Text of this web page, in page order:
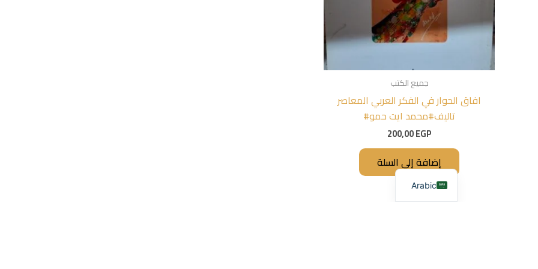
جميع الكتب
افاق الحوار في الفكر العربي المعاصر
تاليف#محمد ايت حمو#
200,00EGP
إضافة إلى السلة
Arabic